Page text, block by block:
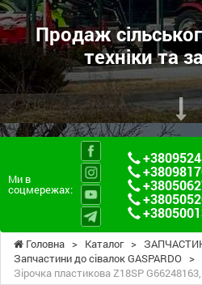
Продаж
техніки та
Ми в
соцмережах:
Головна > Каталог >
Запчастини до сівалок GASPARDO >
Зірочка пластикова Z18SP